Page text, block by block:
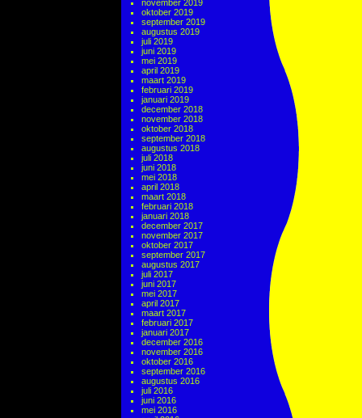
november 2019
oktober 2019
september 2019
augustus 2019
juli 2019
juni 2019
mei 2019
april 2019
maart 2019
februari 2019
januari 2019
december 2018
november 2018
oktober 2018
september 2018
augustus 2018
juli 2018
juni 2018
mei 2018
april 2018
maart 2018
februari 2018
januari 2018
december 2017
november 2017
oktober 2017
september 2017
augustus 2017
juli 2017
juni 2017
mei 2017
april 2017
maart 2017
februari 2017
januari 2017
december 2016
november 2016
oktober 2016
september 2016
augustus 2016
juli 2016
juni 2016
mei 2016